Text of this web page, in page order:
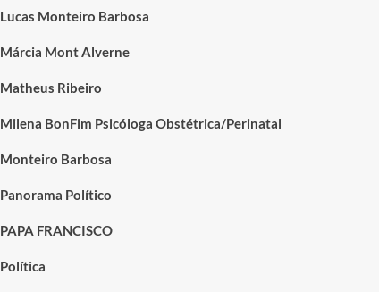
Lucas Monteiro Barbosa
Márcia Mont Alverne
Matheus Ribeiro
Milena BonFim Psicóloga Obstétrica/Perinatal
Monteiro Barbosa
Panorama Político
PAPA FRANCISCO
Política